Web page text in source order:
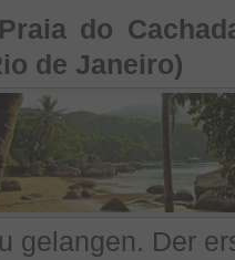
do
de Janeiro)
gelangen. Der